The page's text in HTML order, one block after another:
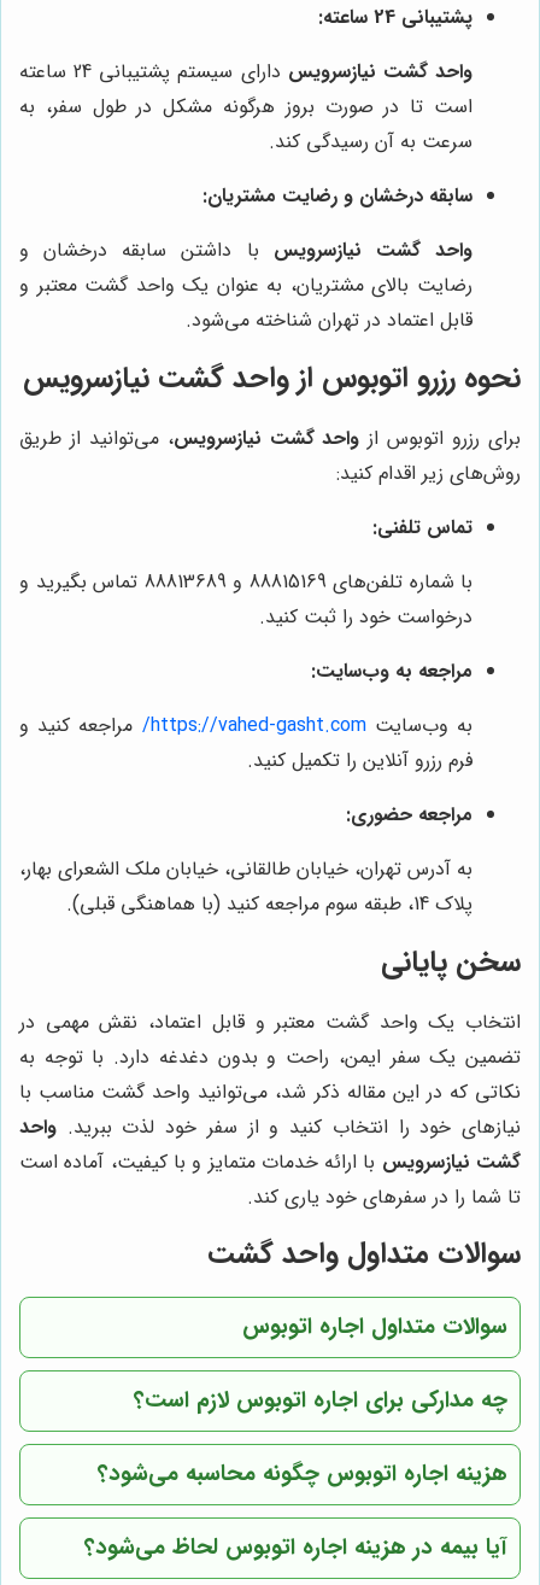
پشتیبانی 24 ساعته:
واحد گشت نیازسرویس
دارای سیستم پشتیبانی 24 ساعته
است تا در صورت بروز هرگونه مشکل در طول سفر، به
سرعت به آن رسیدگی کند.
سابقه درخشان و رضایت مشتریان:
واحد گشت نیازسرویس با داشتن سابقه درخشان و
رضایت بالای مشتریان، به عنوان یک واحد گشت معتبر و
قابل اعتماد در تهران شناخته می‌شود.
نحوه رزرو اتوبوس ازواحد گشت نیازسرویس
برای رزرو اتوبوس از واحد گشت نیازسرویس، می‌توانید از طریق
روش‌های زیر اقدام کنید:
تماس تلفنی:
با شماره تلفن‌های 88815169 و 88813689 تماس بگیرید و
درخواست خود را ثبت کنید.
مراجعه به وب‌سایت:
به وب‌سایتhttps://vahed-gasht.com/ مراجعه کنید و
فرم رزرو آنلاین را تکمیل کنید.
مراجعه حضوری:
به آدرس تهران، خیابان طالقانی، خیابان ملک الشعرای بهار،
پلاک 14، طبقه سوم مراجعه کنید (با هماهنگی قبلی).
سخن پایانی
انتخاب یک واحد گشت معتبر و قابل اعتماد، نقش مهمی در
تضمین یک سفر ایمن، راحت و بدون دغدغه دارد. با توجه به
نکاتی که در این مقاله ذکر شد، می‌توانید واحد گشت مناسب با
نیازهای خود را انتخاب کنید و از سفر خود لذت ببرید. واحد
گشت نیازسرویس با ارائه خدمات متمایز و با کیفیت، آماده است
تا شما را در سفرهای خود یاری کند.
سوالات متداول واحد گشت
سوالات متداول اجاره اتوبوس
چه مدارکی برای اجاره اتوبوس لازم است؟
هزینه اجاره اتوبوس چگونه محاسبه می‌شود؟
آیا بیمه در هزینه اجاره اتوبوس لحاظ می‌شود؟